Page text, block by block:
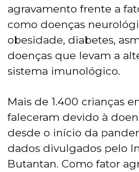
agravamento frente a
como doenças
obesidade, diabetes,
doenças que levam a
sistema imunológico.
Mais de 1.400 crianças
faleceram devido à
desde o início da
dados divulgados pelo
Butantan. Como fator